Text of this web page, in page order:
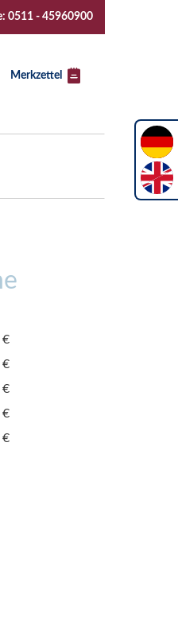
jetzt buchen!
0511 - 45960900
Merkzettel
€
€
€
€
€